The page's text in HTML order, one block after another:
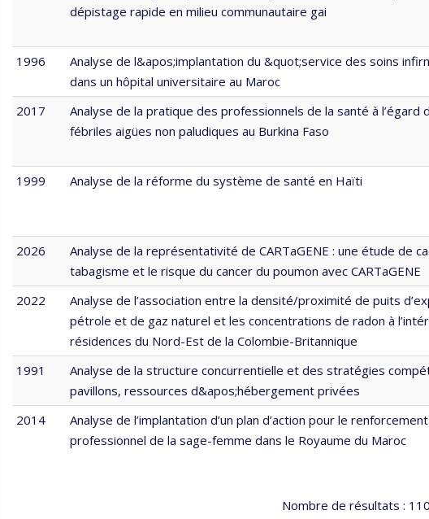
dépistage rapide en milieu communautaire gai
1996
Analyse de l&apos;implantation du &quot;service des soins
dans un hôpital universitaire au Maroc
2017
Analyse de la pratique des professionnels de la santé à l’égard
fébriles aigües non paludiques au Burkina Faso
1999
Analyse de la réforme du système de santé en Haïti
2026
Analyse de la représentativité de CARTaGENE : une étude de
tabagisme et le risque du cancer du poumon avec CARTaGENE
2022
Analyse de l’association entre la densité/proximité de puits
pétrole et de gaz naturel et les concentrations de radon à
résidences du Nord-Est de la Colombie-Britannique
1991
Analyse de la structure concurrentielle et des stratégies
pavillons, ressources d&apos;hébergement privées
2014
Analyse de l’implantation d’un plan d’action pour le
professionnel de la sage-femme dans le Royaume du Maroc
Nombre de résultats :